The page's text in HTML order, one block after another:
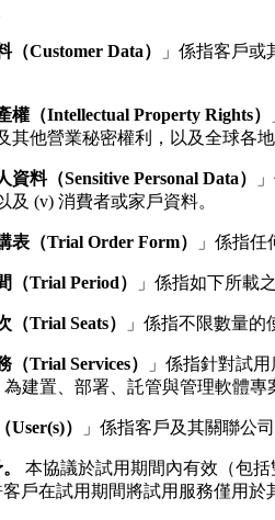
（Customer Data）
」係指客戶
權（Intellectual Property Rights）
其他營業秘密權利，以及全球各
資料（Sensitive Personal Data）
及 (v) 消費者或家戶資料。
表（Trial Order Form） 」係指
（Trial Period） 」係指如下所載
（Trial Seats） 」係指不限數量的
（Trial Services） 」係指針對試
為建置、部署、託管與管理軟體
User(s)） 」係指客戶及其關聯公
本協議於試用期間內有效（包
戶在試用期間將試用服務僅用於